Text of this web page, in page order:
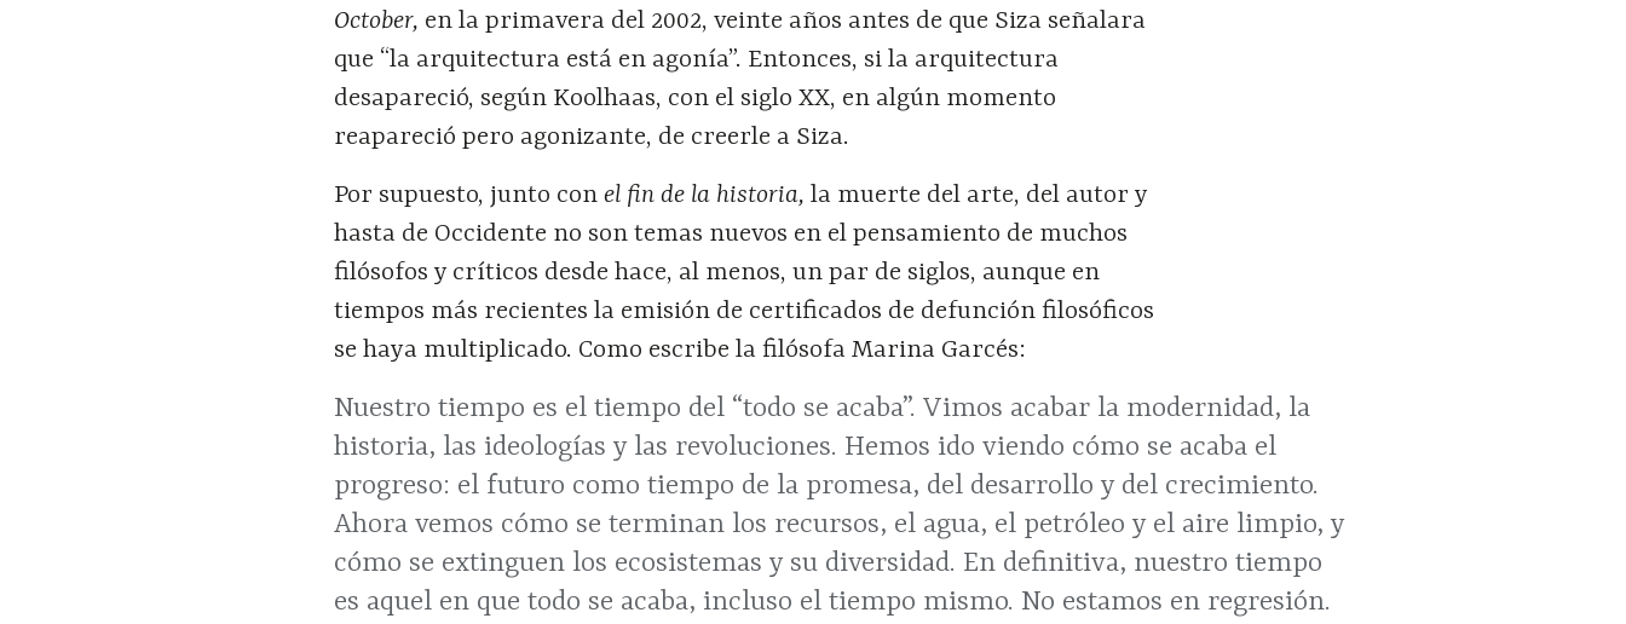
October, en la primavera del 2002, veinte años antes de que Siza señalara
que “la arquitectura está en agonía”. Entonces, si la arquitectura
desapareció, según Koolhaas, con el siglo XX, en algún momento
reapareció pero agonizante, de creerle a Siza.
Por supuesto, junto conel fin de la historia,la muerte del arte, del autor y
hasta de Occidente no son temas nuevos en el pensamiento de muchos
filósofos y críticos desde hace, al menos, un par de siglos, aunque en
tiempos más recientes la emisión de certificados de defunción filosóficos
se haya multiplicado. Como escribe la filósofa Marina Garcés:
Nuestro tiempo es el tiempo del “todo se acaba”. Vimos acabar la modernidad, la
historia, las ideologías y las revoluciones. Hemos ido viendo cómo se acaba el
progreso: el futuro como tiempo de la promesa, del desarrollo y del crecimiento.
Ahora vemos cómo se terminan los recursos, el agua, el petróleo y el aire limpio, y
cómo se extinguen los ecosistemas y su diversidad. En definitiva, nuestro tiempo
es aquel en que todo se acaba, incluso el tiempo mismo. No estamos en regresión.